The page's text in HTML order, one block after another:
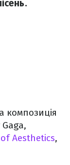
композиція
Aesthetics,